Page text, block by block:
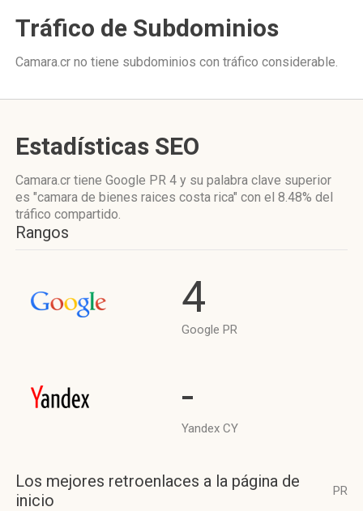
Tráfico de Subdominios
Camara.cr no tiene subdominios con tráfico considerable.
Estadísticas SEO
Camara.cr tiene Google PR 4 y su palabra clave superior
es "camara de bienes raices costa rica" con el 8.48% del
tráfico compartido.
Rangos
4
Google PR
-
Yandex CY
Los mejores retroenlaces a la página de
inicio
PR